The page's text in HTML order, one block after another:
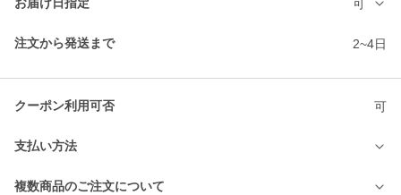
可
注文から発送まで 2~4日
クーポン利用可否 可
支払い方法
複数商品のご注文について